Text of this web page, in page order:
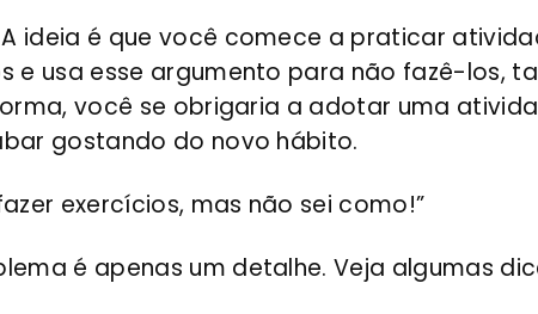
ideia é que você comece a praticar
e usa esse argumento para não fazê-los,
você se obrigaria a adotar uma
gostando do novo hábito.
exercícios, mas não sei como!”
é apenas um detalhe. Veja algumas